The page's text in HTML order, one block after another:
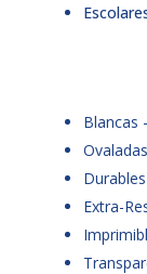
Blancas
Extra-